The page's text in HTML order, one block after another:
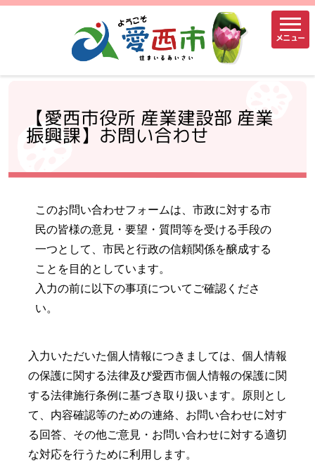
メニュー
【愛西市役所 産業建設部 産業
振興課】お問い合わせ
このお問い合わせフォームは、市政に対する市
民の皆様の意見・要望・質問等を受ける手段の
一つとして、市民と行政の信頼関係を醸成する
ことを目的としています。
入力の前に以下の事項についてご確認くださ
い。
入力いただいた個人情報につきましては、個人情報
の保護に関する法律及び愛西市個人情報の保護に関
する法律施行条例に基づき取り扱います。原則とし
て、内容確認等のための連絡、お問い合わせに対す
る回答、その他ご意見・お問い合わせに対する適切
な対応を行うために利用します。